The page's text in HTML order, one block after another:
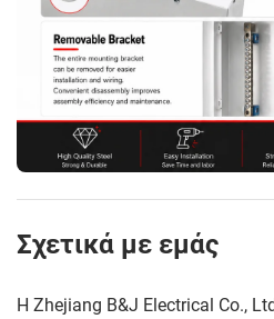
Σχετικά με εμάς
Η Zhejiang B&J Electrical Co.,